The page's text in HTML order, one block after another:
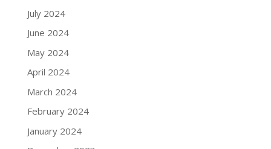
July 2024
June 2024
May 2024
April 2024
March 2024
February 2024
January 2024